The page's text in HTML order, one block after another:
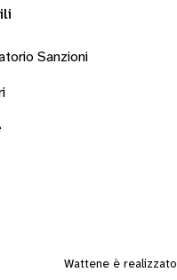
Sanzioni
Wattene è